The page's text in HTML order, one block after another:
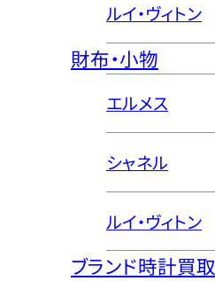
ルイ・ヴィトン
財布・小物
エルメス
シャネル
ルイ・ヴィトン
ブランド時計買取